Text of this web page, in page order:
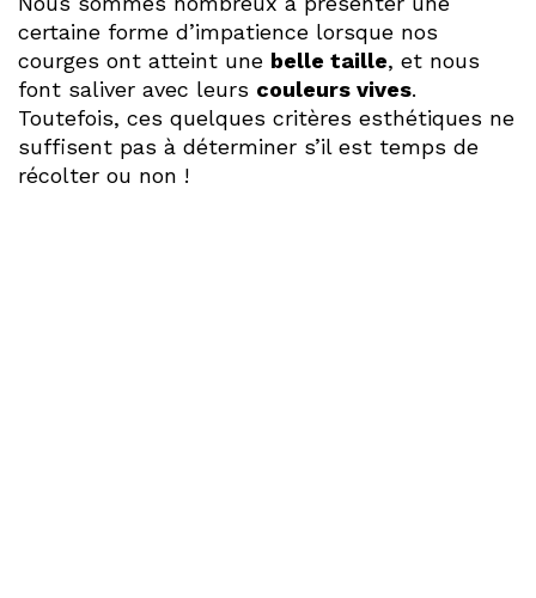
certaine forme d’impatience lorsque nos
courges ont atteint une belle taille, et nous
font saliver avec leurs couleurs vives.
Toutefois, ces quelques critères esthétiques ne
suffisent pas à déterminer s’il est temps de
récolter ou non !